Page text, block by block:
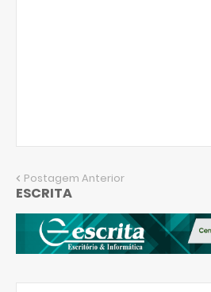
Postagem Anterior
ESCRITA